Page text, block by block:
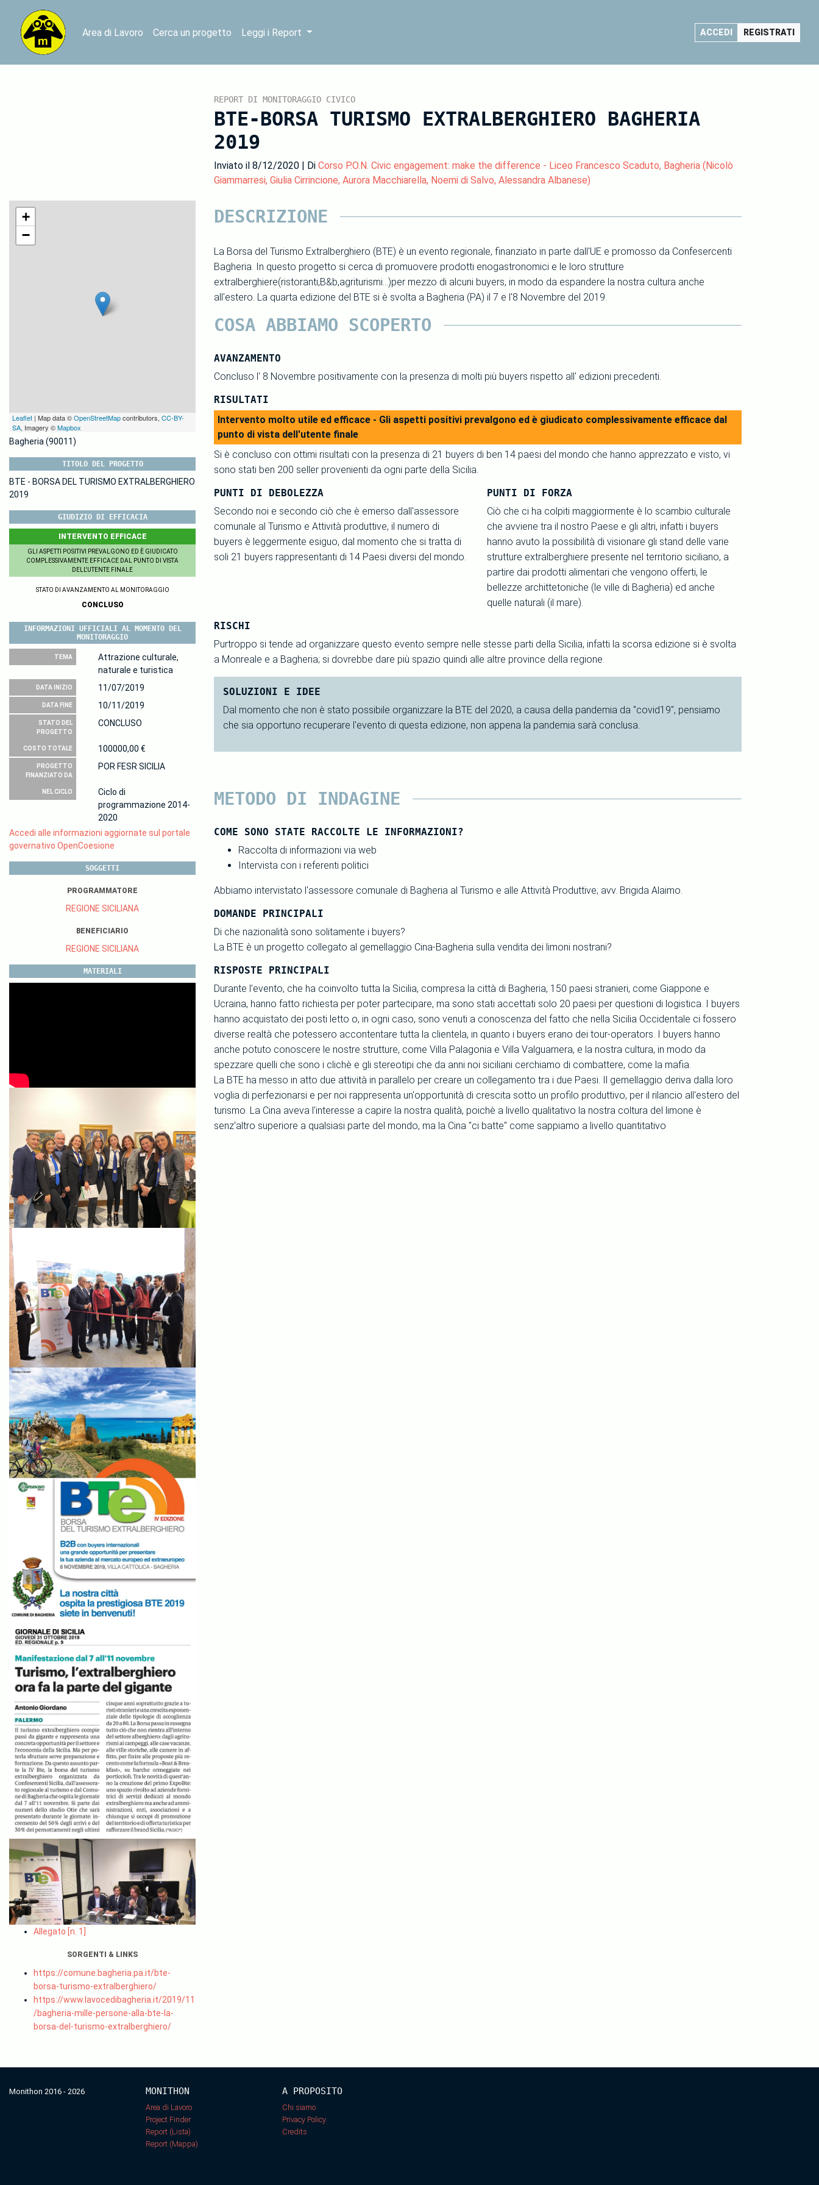
Area di Lavoro Cerca un progetto Leggi i Report ACCEDI REGISTRATI
REPORT DI MONITORAGGIO CIVICO
BTE-BORSA TURISMO EXTRALBERGHIERO BAGHERIA
2019
Inviato il 8/12/2020 | Di Corso P.O.N. Civic engagement: make the difference - Liceo Francesco Scaduto, Bagheria (Nicolò
Giammarresi, Giulia Cirrincione, Aurora Macchiarella, Noemi di Salvo, Alessandra Albanese)
+
−
Leaflet | Map data ©OpenStreetMapcontributors, CC-BY-
SA, Imagery ©Mapbox
Bagheria (90011)
TITOLO DEL PROGETTO
BTE - BORSA DEL TURISMO EXTRALBERGHIERO
2019
GIUDIZIO DI EFFICACIA
INTERVENTO EFFICACE
GLI ASPETTI POSITIVI PREVALGONO ED È GIUDICATO
COMPLESSIVAMENTE EFFICACE DAL PUNTO DI VISTA
DELL'UTENTE FINALE
STATO DI AVANZAMENTO AL MONITORAGGIO
CONCLUSO
INFORMAZIONI UFFICIALI AL MOMENTO DEL
MONITORAGGIO
TEMA
Attrazione culturale,
naturale e turistica
DATA INIZIO 11/07/2019
DATA FINE 10/11/2019
STATO DEL
PROGETTO
CONCLUSO
COSTO TOTALE 100000,00 €
PROGETTO
FINANZIATO DA
POR FESR SICILIA
NEL CICLO
Ciclo di
programmazione 2014-
2020
Accedi alle informazioni aggiornate sul portale
governativo OpenCoesione
SOGGETTI
PROGRAMMATORE
REGIONE SICILIANA
BENEFICIARIO
REGIONE SICILIANA
MATERIALI
Allegato [n. 1]
SORGENTI & LINKS
https://comune.bagheria.pa.it/bte-
borsa-turismo-extralberghiero/
https://www.lavocedibagheria.it/2019/11
/bagheria-mille-persone-alla-bte-la-
borsa-del-turismo-extralberghiero/
DESCRIZIONE
La Borsa del Turismo Extralberghiero (BTE) è un evento regionale, finanziato in parte dall'UE e promosso da Confesercenti
Bagheria. In questo progetto si cerca di promuovere prodotti enogastronomici e le loro strutture
extralberghiere(ristoranti,B&b,agriturismi...)per mezzo di alcuni buyers, in modo da espandere la nostra cultura anche
all'estero. La quarta edizione del BTE si è svolta a Bagheria (PA) il 7 e l'8 Novembre del 2019.
COSA ABBIAMO SCOPERTO
AVANZAMENTO
Concluso l' 8 Novembre positivamente con la presenza di molti più buyers rispetto all' edizioni precedenti.
RISULTATI
Intervento molto utile ed efficace - Gli aspetti positivi prevalgono ed è giudicato complessivamente efficace dal
punto di vista dell'utente finale
Si è concluso con ottimi risultati con la presenza di 21 buyers di ben 14 paesi del mondo che hanno apprezzato e visto, vi
sono stati ben 200 seller provenienti da ogni parte della Sicilia.
PUNTI DI DEBOLEZZA
Secondo noi e secondo ciò che è emerso dall'assessore
comunale al Turismo e Attività produttive, il numero di
buyers è leggermente esiguo, dal momento che si tratta di
soli 21 buyers rappresentanti di 14 Paesi diversi del mondo.
PUNTI DI FORZA
Ciò che ci ha colpiti maggiormente è lo scambio culturale
che avviene tra il nostro Paese e gli altri, infatti i buyers
hanno avuto la possibilità di visionare gli stand delle varie
strutture extralberghiere presente nel territorio siciliano, a
partire dai prodotti alimentari che vengono offerti, le
bellezze archittetoniche (le ville di Bagheria) ed anche
quelle naturali (il mare).
RISCHI
Purtroppo si tende ad organizzare questo evento sempre nelle stesse parti della Sicilia, infatti la scorsa edizione si è svolta
a Monreale e a Bagheria; si dovrebbe dare più spazio quindi alle altre province della regione.
SOLUZIONI E IDEE
Dal momento che non è stato possibile organizzare la BTE del 2020, a causa della pandemia da "covid19", pensiamo
che sia opportuno recuperare l'evento di questa edizione, non appena la pandemia sarà conclusa.
METODO DI INDAGINE
COME SONO STATE RACCOLTE LE INFORMAZIONI?
Raccolta di informazioni via web
Intervista con i referenti politici
Abbiamo intervistato l'assessore comunale di Bagheria al Turismo e alle Attività Produttive; avv. Brigida Alaimo.
DOMANDE PRINCIPALI
Di che nazionalità sono solitamente i buyers?
La BTE è un progetto collegato al gemellaggio Cina-Bagheria sulla vendita dei limoni nostrani?
RISPOSTE PRINCIPALI
Durante l’evento, che ha coinvolto tutta la Sicilia, compresa la città di Bagheria, 150 paesi stranieri, come Giappone e
Ucraina, hanno fatto richiesta per poter partecipare, ma sono stati accettati solo 20 paesi per questioni di logistica. I buyers
hanno acquistato dei posti letto o, in ogni caso, sono venuti a conoscenza del fatto che nella Sicilia Occidentale ci fossero
diverse realtà che potessero accontentare tutta la clientela, in quanto i buyers erano dei tour-operators. I buyers hanno
anche potuto conoscere le nostre strutture, come Villa Palagonia e Villa Valguarnera, e la nostra cultura, in modo da
spezzare quelli che sono i clichè e gli stereotipi che da anni noi siciliani cerchiamo di combattere, come la mafia.
La BTE ha messo in atto due attività in parallelo per creare un collegamento tra i due Paesi. Il gemellaggio deriva dalla loro
voglia di perfezionarsi e per noi rappresenta un'opportunità di crescita sotto un profilo produttivo, per il rilancio all'estero del
turismo. La Cina aveva l'interesse a capire la nostra qualità, poichè a livello qualitativo la nostra coltura del limone è
senz'altro superiore a qualsiasi parte del mondo, ma la Cina "ci batte" come sappiamo a livello quantitativo
Monithon 2016 - 2026 MONITHON
Area di Lavoro
Project Finder
Report (Lista)
Report (Mappa)
A PROPOSITO
Chi siamo
Privacy Policy
Credits